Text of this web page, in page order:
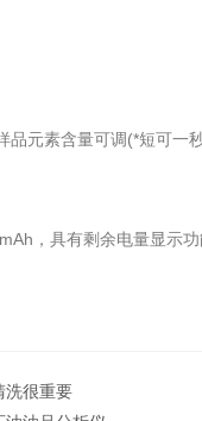
元素含量可调(*短可一
，具有剩余电量显示功
洗很重要